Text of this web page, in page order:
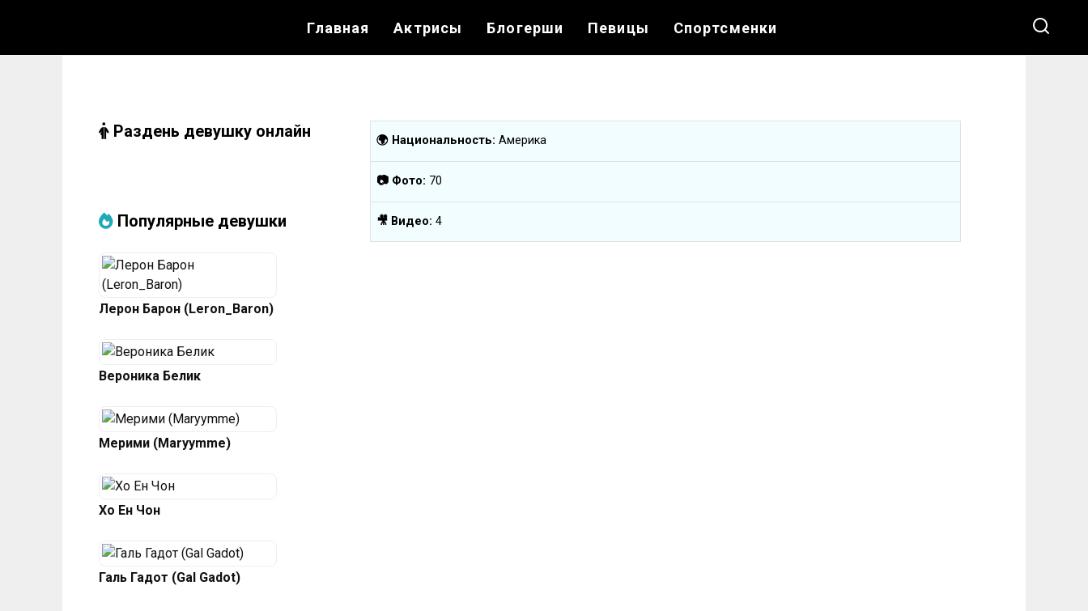
Главная Актрисы Блогерши Певицы Спортсменки
🌍 Национальность:Америка
📷 Фото: 70
🎥 Видео:4
Раздень девушку онлайн
Популярные девушки
Лерон Барон (Leron_Baron)
Вероника Белик
Мерими (Maryymme)
Хо Ен Чон
Галь Гадот (Gal Gadot)